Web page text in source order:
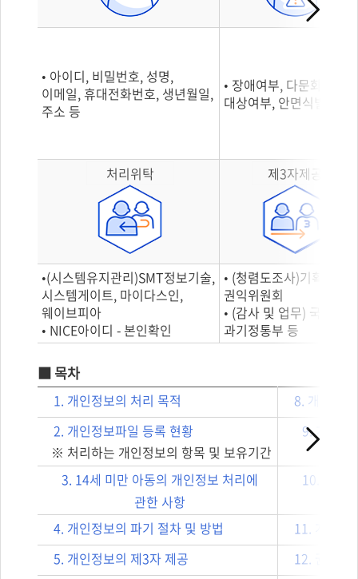
• 아이디, 비밀번호, 성명,
이메일, 휴대전화번호, 생년월일,
주소 등
• 장애여부, 다문화가족
대상여부, 안면식별정보
처리위탁 제3자제공
•(시스템유지관리)SMT정보기술,
시스템게이트, 마이다스인,
웨이브피아
• NICE아이디 - 본인확인
• (청렴도조사)기획재정
권익위원회
• (감사 및 업무) 국회,
과기정통부 등
■ 목차
1. 개인정보의 처리 목적
8. 개인정
2. 개인정보파일 등록 현황
※ 처리하는 개인정보의 항목 및 보유기간
9. 개인정
3. 14세 미만 아동의 개인정보 처리에
관한 사항
10. 정보
4. 개인정보의 파기 절차 및 방법
11. 개인정
5. 개인정보의 제3자 제공
12. 권익침